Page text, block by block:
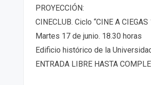
PROYECCIÓN:
CINECLUB. Ciclo “CINE A CIEGAS
Martes 17 de junio. 18.30 horas
Edificio histórico de la
ENTRADA LIBRE HASTA